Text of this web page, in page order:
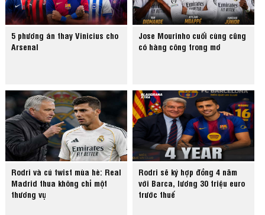
5 phương án thay Vinicius cho
Arsenal
Jose Mourinho cuối cùng cũng
có hàng công trong mơ
Rodri và cú twist mùa hè: Real
Madrid thua không chỉ một
thương vụ
Rodri sẽ ký hợp đồng 4 năm
với Barca, lương 30 triệu euro
trước thuế